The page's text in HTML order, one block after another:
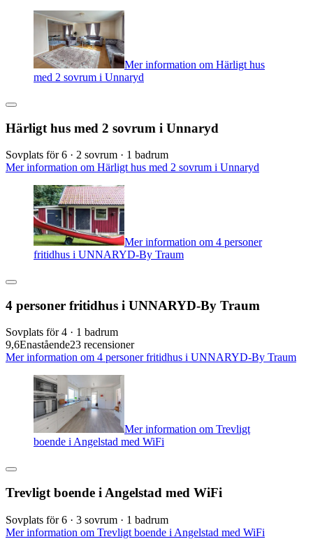
Mer information om Härligt hus
med 2 sovrum i Unnaryd
Härligt hus med 2 sovrum i Unnaryd
Sovplats för 6 · 2 sovrum · 1 badrum
Mer information om Härligt hus med 2 sovrum i Unnaryd
Mer information om 4 personer
fritidhus i UNNARYD-By Traum
4 personer fritidhus i UNNARYD-By Traum
Sovplats för 4 · 1 badrum
9,6Enastående23 recensioner
Mer information om 4 personer fritidhus i UNNARYD-By Traum
Mer information om Trevligt
boende i Angelstad med WiFi
Trevligt boende i Angelstad med WiFi
Sovplats för 6 · 3 sovrum · 1 badrum
Mer information om Trevligt boende i Angelstad med WiFi